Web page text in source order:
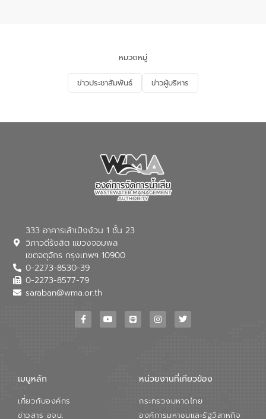
จัดการน้ำเสียและสร้างจิตสำนึกในการ
อนุรักษ์สิ่งแวดล้อม ในหัวข้อ “น้ำเสียชุมชน
และการบำบัดน้ำเสียเบื้องต้น” โดยให้ความรู้
เกี่ยวกับสาเหตุและผลกระทบของน้ำเสีย
ณ เทศบาลตำบลบางเลน จังหวัดนครปฐม
หมวดหมู่
ข่าวประชาสัมพันธ์ ข่าวผู้บริหาร
333 อาคารเล้าเป้งง้วน 1 ชั้น 23
วิภาวดีรังสิต แขวงจอมพล
เขตจตุจักร กรุงเทพฯ 10900
0-2273-8530-39
0-2273-8577-79
saraban@wma.or.th
เมนูหลัก
เกี่ยวกับองค์กร
ข่าวสาร อจน.
หน่วยงานที่เกียวข้อง
กระทรวงมหาดไทย
องค์การมหาชนและรัฐวิสาหกิจ